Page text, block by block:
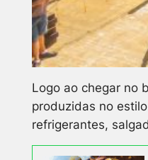
Logo ao chegar no
produzidas no
refrigerantes,